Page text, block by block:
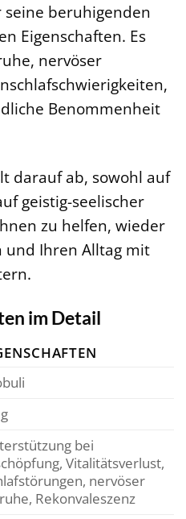
beruhigenden
Eigenschaften. Es
nervöser
Benommenheit
darauf ab, sowohl auf
geistig-seelischer
zu helfen, wieder
und Ihren Alltag mit
im Detail
bei
Vitalitätsverlust,
nervöser
Rekonvaleszenz